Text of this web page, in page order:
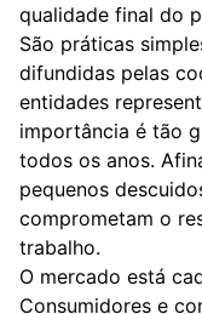
qualidade final do
São práticas
difundidas pelas
entidades
importância é tão
todos os anos.
pequenos
comprometam o
trabalho.
O mercado está
Consumidores e